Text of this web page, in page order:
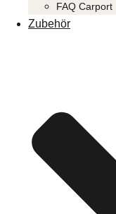
FAQ Carport
Zubehör